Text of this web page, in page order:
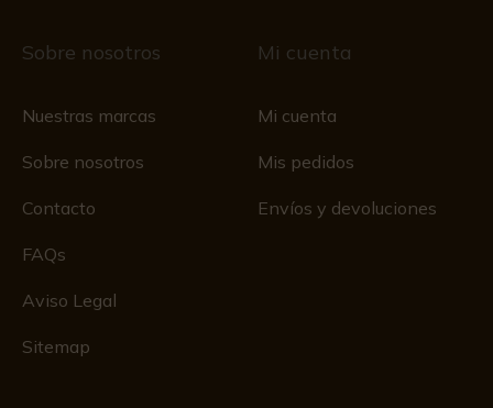
Sobre nosotros
Nuestras marcas
Sobre nosotros
Contacto
FAQs
Aviso Legal
Sitemap
Mi cuenta
Mi cuenta
Mis pedidos
Envíos y devoluciones